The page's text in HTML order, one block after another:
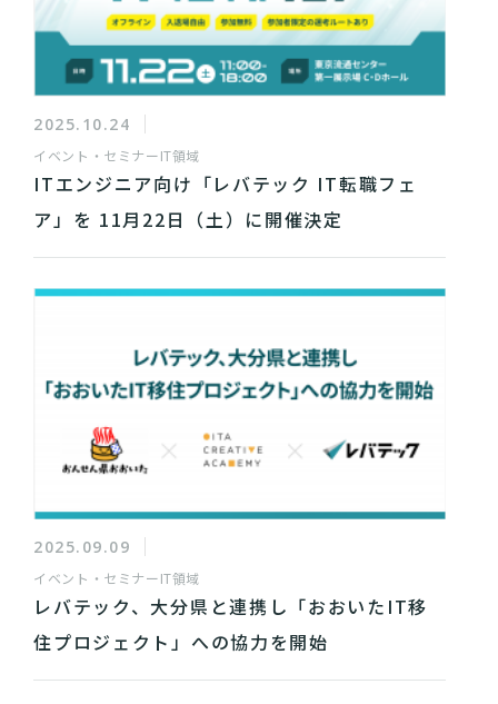
2025.10.24
イベント・セミナーIT領域
ITエンジニア向け「レバテック IT転職フェ
ア」を 11月22日（土）に開催決定
2025.09.09
イベント・セミナーIT領域
レバテック、大分県と連携し「おおいたIT移
住プロジェクト」への協力を開始